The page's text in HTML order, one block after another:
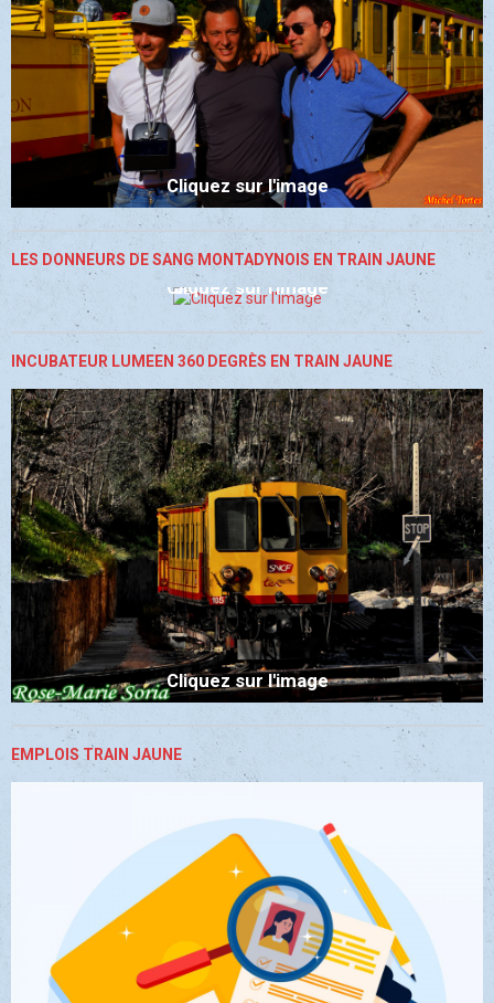
Cliquez sur l'image
LES DONNEURS DE SANG MONTADYNOIS EN TRAIN JAUNE
Cliquez sur l'image
INCUBATEUR LUMEEN 360 DEGRÈS EN TRAIN JAUNE
Cliquez sur l'image
EMPLOIS TRAIN JAUNE